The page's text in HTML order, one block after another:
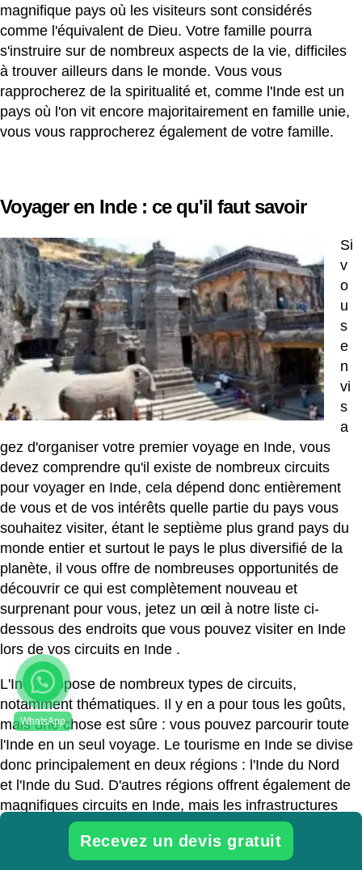
magnifique pays où les visiteurs sont considérés
comme l'équivalent de Dieu. Votre famille pourra
s'instruire sur de nombreux aspects de la vie, difficiles
à trouver ailleurs dans le monde. Vous vous
rapprocherez de la spiritualité et, comme l'Inde est un
pays où l'on vit encore majoritairement en famille unie,
vous vous rapprocherez également de votre famille.
Voyager en Inde : ce qu'il faut savoir
Si
v
o
u
s
e
n
vi
s
a
gez d'organiser votre premier voyage en Inde, vous
devez comprendre qu'il existe de nombreux circuits
pour voyager en Inde, cela dépend donc entièrement
de vous et de vos intérêts quelle partie du pays vous
souhaitez visiter, étant le septième plus grand pays du
monde entier et surtout le pays le plus diversifié de la
planète, il vous offre de nombreuses opportunités de
découvrir ce qui est complètement nouveau et
surprenant pour vous, jetez un œil à notre liste ci-
dessous des endroits que vous pouvez visiter en Inde
lors de vos circuits en Inde .
L'Inde propose de nombreux types de circuits,
notamment thématiques. Il y en a pour tous les goûts,
mais une chose est sûre : vous pouvez parcourir toute
l'Inde en un seul voyage. Le tourisme en Inde se divise
donc principalement en deux régions : l'Inde du Nord
et l'Inde du Sud. D'autres régions offrent également de
magnifiques circuits en Inde, mais les infrastructures
restent à développer.
Recevez un devis gratuit